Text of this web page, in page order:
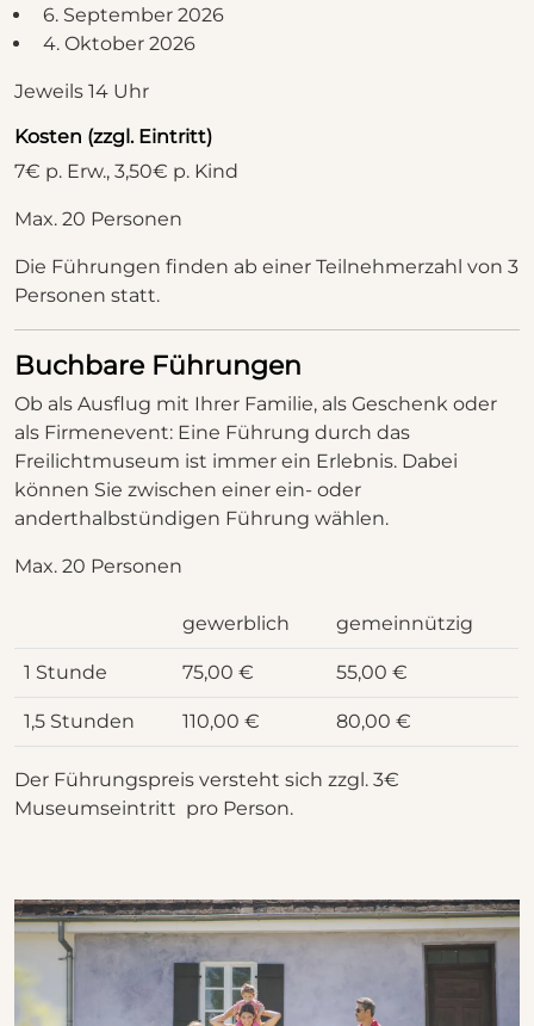
6. September 2026
4. Oktober 2026
Jeweils 14 Uhr
Kosten (zzgl. Eintritt)
7€ p. Erw., 3,50€ p. Kind
Max. 20 Personen
Die Führungen finden ab einer Teilnehmerzahl von 3
Personen statt.
Buchbare Führungen
Ob als Ausflug mit Ihrer Familie, als Geschenk oder
als Firmenevent: Eine Führung durch das
Freilichtmuseum ist immer ein Erlebnis. Dabei
können Sie zwischen einer ein- oder
anderthalbstündigen Führung wählen.
Max. 20 Personen
gewerblich gemeinnützig
1 Stunde 75,00 € 55,00 €
1,5 Stunden 110,00 € 80,00 €
Der Führungspreis versteht sich zzgl. 3€
Museumseintritt pro Person.